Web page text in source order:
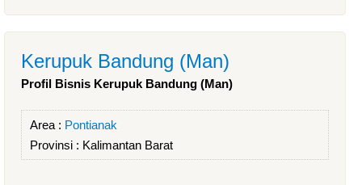
Kerupuk Bandung (Man)
Profil Bisnis Kerupuk Bandung (Man)
Area : Pontianak
Provinsi : Kalimantan Barat